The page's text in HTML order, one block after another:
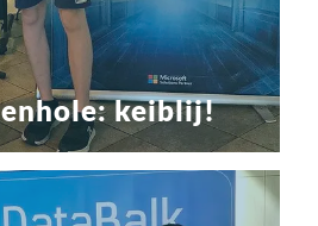
keiblij!